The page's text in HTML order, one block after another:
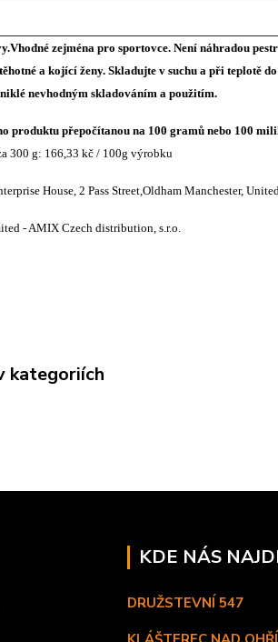
zejména pro sportovce. Není náhradou
a kojící ženy. Skladujte v suchu a při teplotě
nevhodným skladováním a použitím.
produktu přepočítanou na 100 gramů nebo 100
300 g: 166,33 kč / 100g výrobku
House, 2 Pass Street,Oldham Manchester,
-AMIX Czech distribution, s.r.o.
kategoriích
KDE NÁS
DRUŽSTEVNÍ 547